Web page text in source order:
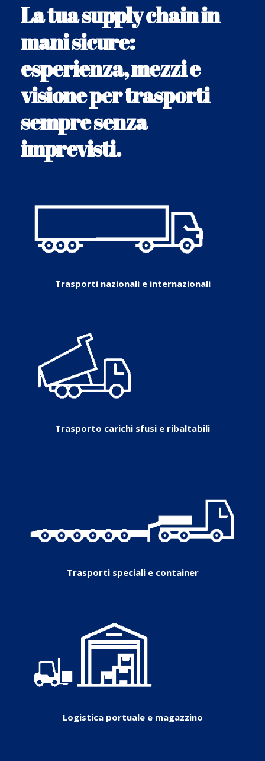
La tua supply chain in
mani sicure:
esperienza, mezzi e
visione per trasporti
sempre senza
imprevisti.
Trasporti nazionali e internazionali
Trasporto carichi sfusi e ribaltabili
Trasporti speciali e container
Logistica portuale e magazzino